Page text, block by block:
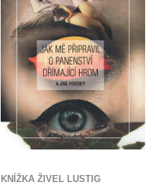
KNÍŽKA ŽIVEL LUSTIG